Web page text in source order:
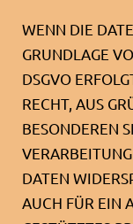
WENN DIE
GRUNDLAGE
DSGVO
RECHT, AUS
BESONDEREN
DATEN
AUCH FÜR EIN